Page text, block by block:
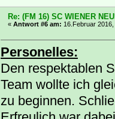
Re: (FM 16) SC WIENER
«Antwort #6 am: 16.Februar
Personelles:
Den respektablen
Team wollte ich
zu beginnen.